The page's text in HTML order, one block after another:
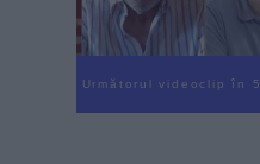
Următorul videoclip în 4